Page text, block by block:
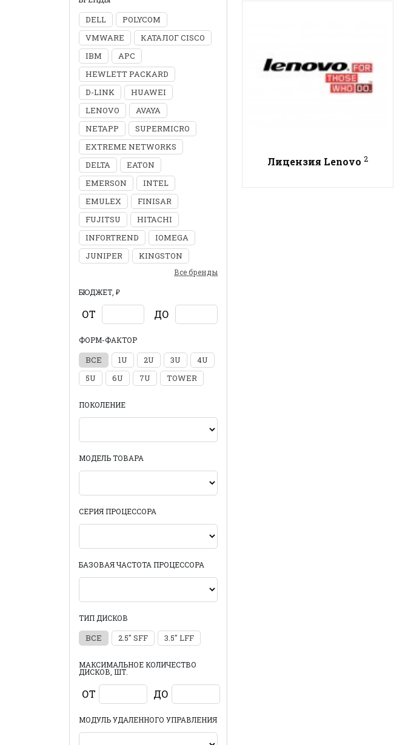
DELL
POLYCOM
VMWARE
КАТАЛОГ CISCO
IBM
APC
HEWLETT PACKARD
D-LINK
HUAWEI
LENOVO
AVAYA
NETAPP
SUPERMICRO
EXTREME NETWORKS
DELTA
EATON
EMERSON
INTEL
EMULEX
FINISAR
FUJITSU
HITACHI
INFORTREND
IOMEGA
JUNIPER
KINGSTON
Все бренды
БЮДЖЕТ, ₽
ОТ ДО
ФОРМ-ФАКТОР
ВСЕ 1U 2U 3U
4U
5U
6U 7U TOWER
ПОКОЛЕНИЕ
МОДЕЛЬ ТОВАРА
СЕРИЯ ПРОЦЕССОРА
БАЗОВАЯ ЧАСТОТА ПРОЦЕССОРА
ТИП ДИСКОВ
ВСЕ 2.5" SFF 3.5" LFF
МАКСИМАЛЬНОЕ КОЛИЧЕСТВО
ДИСКОВ, ШТ.
ОТ ДО
МОДУЛЬ УДАЛЕННОГО УПРАВЛЕНИЯ
Лицензия Lenovo2